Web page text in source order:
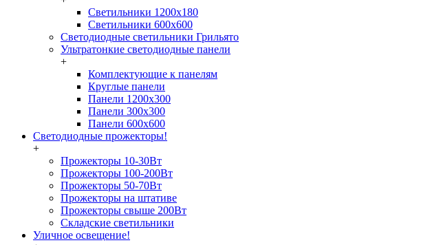
Светильники 1200х180
Светильники 600х600
Светодиодные светильники Грильято
Ультратонкие светодиодные панели
+
Комплектующие к панелям
Круглые панели
Панели 1200х300
Панели 300х300
Панели 600х600
Светодиодные прожекторы!
+
Прожекторы 10-30Вт
Прожекторы 100-200Вт
Прожекторы 50-70Вт
Прожекторы на штативе
Прожекторы свыше 200Вт
Складские светильники
Уличное освещение!